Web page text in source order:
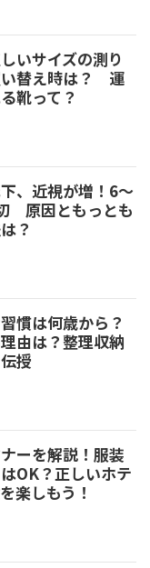
いサイズの測り
い替え時は？ 運
靴って？
、近視が増！6～
原因ともっとも
？
慣は何歳から？
由は？整理収納
授
ーを解説！服装
OK？正しいホテ
楽しもう！